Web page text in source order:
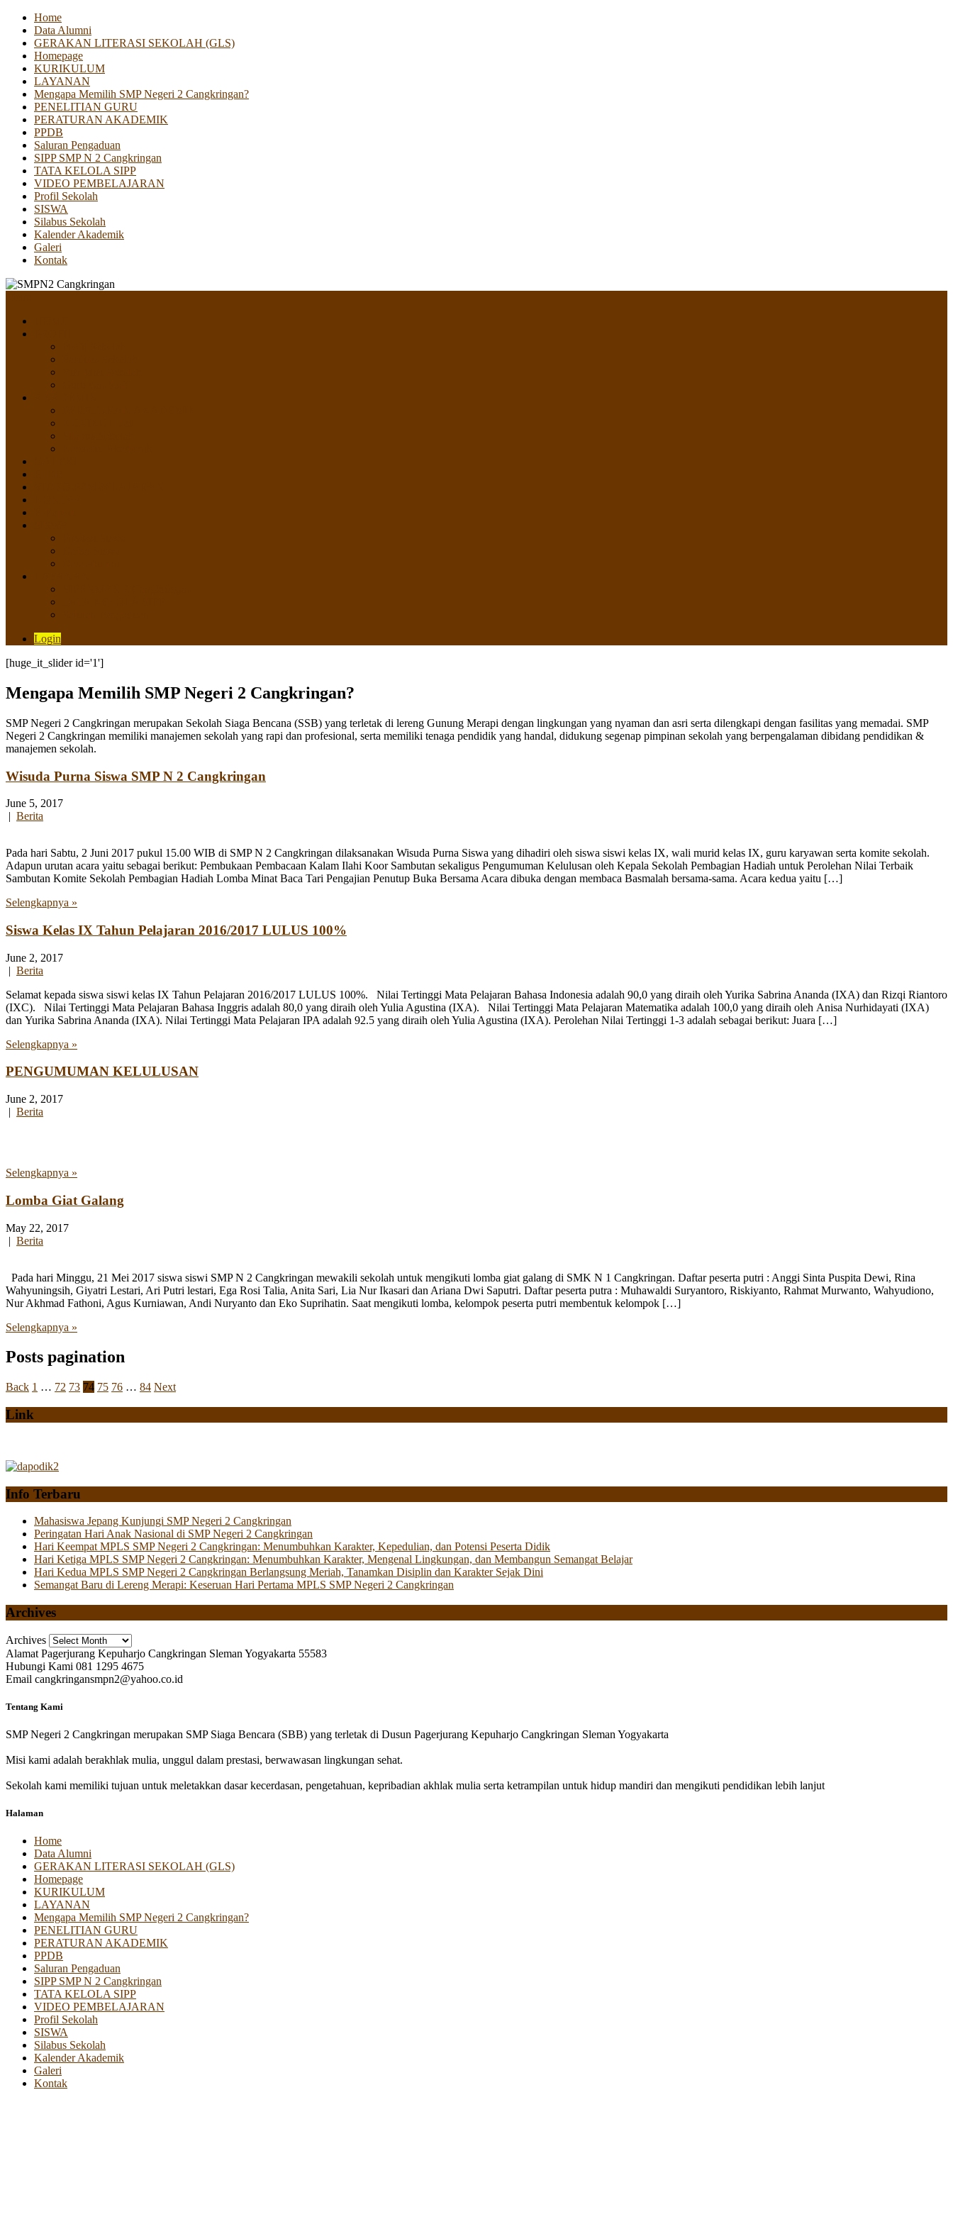
Home
Data Alumni
GERAKAN LITERASI SEKOLAH (GLS)
Homepage
KURIKULUM
LAYANAN
Mengapa Memilih SMP Negeri 2 Cangkringan?
PENELITIAN GURU
PERATURAN AKADEMIK
PPDB
Saluran Pengaduan
SIPP SMP N 2 Cangkringan
TATA KELOLA SIPP
VIDEO PEMBELAJARAN
Profil Sekolah
SISWA
Silabus Sekolah
Kalender Akademik
Galeri
Kontak
Login
[huge_it_slider id='1']
Mengapa Memilih SMP Negeri 2 Cangkringan?
SMP Negeri 2 Cangkringan merupakan Sekolah Siaga Bencana (SSB) yang terletak di lereng Gunung Merapi dengan lingkungan yang nyaman dan asri serta dilengkapi dengan fasilitas yang memadai. SMP
Negeri 2 Cangkringan memiliki manajemen sekolah yang rapi dan profesional, serta memiliki tenaga pendidik yang handal, didukung segenap pimpinan sekolah yang berpengalaman dibidang pendidikan &
manajemen sekolah.
Wisuda Purna Siswa SMP N 2 Cangkringan
June 5, 2017
| Berita
Pada hari Sabtu, 2 Juni 2017 pukul 15.00 WIB di SMP N 2 Cangkringan dilaksanakan Wisuda Purna Siswa yang dihadiri oleh siswa siswi kelas IX, wali murid kelas IX, guru karyawan serta komite sekolah.
Adapun urutan acara yaitu sebagai berikut: Pembukaan Pembacaan Kalam Ilahi Koor Sambutan sekaligus Pengumuman Kelulusan oleh Kepala Sekolah Pembagian Hadiah untuk Perolehan Nilai Terbaik
Sambutan Komite Sekolah Pembagian Hadiah Lomba Minat Baca Tari Pengajian Penutup Buka Bersama Acara dibuka dengan membaca Basmalah bersama-sama. Acara kedua yaitu […]
Selengkapnya »
Siswa Kelas IX Tahun Pelajaran 2016/2017 LULUS 100%
June 2, 2017
| Berita
Selamat kepada siswa siswi kelas IX Tahun Pelajaran 2016/2017 LULUS 100%. Nilai Tertinggi Mata Pelajaran Bahasa Indonesia adalah 90,0 yang diraih oleh Yurika Sabrina Ananda (IXA) dan Rizqi Riantoro
(IXC). Nilai Tertinggi Mata Pelajaran Bahasa Inggris adalah 80,0 yang diraih oleh Yulia Agustina (IXA). Nilai Tertinggi Mata Pelajaran Matematika adalah 100,0 yang diraih oleh Anisa Nurhidayati (IXA)
dan Yurika Sabrina Ananda (IXA). Nilai Tertinggi Mata Pelajaran IPA adalah 92.5 yang diraih oleh Yulia Agustina (IXA). Perolehan Nilai Tertinggi 1-3 adalah sebagai berikut: Juara […]
Selengkapnya »
PENGUMUMAN KELULUSAN
June 2, 2017
| Berita
Selengkapnya »
Lomba Giat Galang
May 22, 2017
| Berita
Pada hari Minggu, 21 Mei 2017 siswa siswi SMP N 2 Cangkringan mewakili sekolah untuk mengikuti lomba giat galang di SMK N 1 Cangkringan. Daftar peserta putri : Anggi Sinta Puspita Dewi, Rina
Wahyuningsih, Giyatri Lestari, Ari Putri lestari, Ega Rosi Talia, Anita Sari, Lia Nur Ikasari dan Ariana Dwi Saputri. Daftar peserta putra : Muhawaldi Suryantoro, Riskiyanto, Rahmat Murwanto, Wahyudiono,
Nur Akhmad Fathoni, Agus Kurniawan, Andi Nuryanto dan Eko Suprihatin. Saat mengikuti lomba, kelompok peserta putri membentuk kelompok […]
Selengkapnya »
Posts pagination
Back 1 … 72 73 74 75 76 … 84 Next
Link
Info Terbaru
Mahasiswa Jepang Kunjungi SMP Negeri 2 Cangkringan
Peringatan Hari Anak Nasional di SMP Negeri 2 Cangkringan
Hari Keempat MPLS SMP Negeri 2 Cangkringan: Menumbuhkan Karakter, Kepedulian, dan Potensi Peserta Didik
Hari Ketiga MPLS SMP Negeri 2 Cangkringan: Menumbuhkan Karakter, Mengenal Lingkungan, dan Membangun Semangat Belajar
Hari Kedua MPLS SMP Negeri 2 Cangkringan Berlangsung Meriah, Tanamkan Disiplin dan Karakter Sejak Dini
Semangat Baru di Lereng Merapi: Keseruan Hari Pertama MPLS SMP Negeri 2 Cangkringan
Archives
Archives
Alamat Pagerjurang Kepuharjo Cangkringan Sleman Yogyakarta 55583
Hubungi Kami 081 1295 4675
Email cangkringansmpn2@yahoo.co.id
Tentang Kami
SMP Negeri 2 Cangkringan merupakan SMP Siaga Bencara (SBB) yang terletak di Dusun Pagerjurang Kepuharjo Cangkringan Sleman Yogyakarta
Misi kami adalah berakhlak mulia, unggul dalam prestasi, berwawasan lingkungan sehat.
Sekolah kami memiliki tujuan untuk meletakkan dasar kecerdasan, pengetahuan, kepribadian akhlak mulia serta ketrampilan untuk hidup mandiri dan mengikuti pendidikan lebih lanjut
Halaman
Home
Data Alumni
GERAKAN LITERASI SEKOLAH (GLS)
Homepage
KURIKULUM
LAYANAN
Mengapa Memilih SMP Negeri 2 Cangkringan?
PENELITIAN GURU
PERATURAN AKADEMIK
PPDB
Saluran Pengaduan
SIPP SMP N 2 Cangkringan
TATA KELOLA SIPP
VIDEO PEMBELAJARAN
Profil Sekolah
SISWA
Silabus Sekolah
Kalender Akademik
Galeri
Kontak